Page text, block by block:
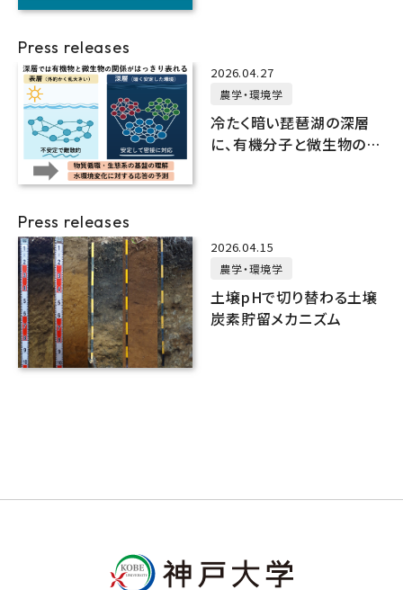
Press releases
2026.04.27
農学・環境学
冷たく暗い琵琶湖の深層
に、有機分子と微生物の緊
Press releases
2026.04.15
農学・環境学
土壌pHで切り替わる土壌
炭素貯留メカニズム